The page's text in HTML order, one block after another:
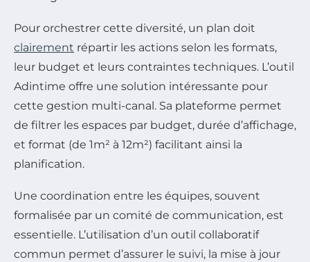
Pour orchestrer cette diversité, un plan doit
clairement répartir les actions selon les formats,
leur budget et leurs contraintes techniques. L’outil
Adintime offre une solution intéressante pour
cette gestion multi-canal. Sa plateforme permet
de filtrer les espaces par budget, durée d’affichage,
et format (de 1m² à 12m²) facilitant ainsi la
planification.
Une coordination entre les équipes, souvent
formalisée par un comité de communication, est
essentielle. L’utilisation d’un outil collaboratif
commun permet d’assurer le suivi, la mise à jour